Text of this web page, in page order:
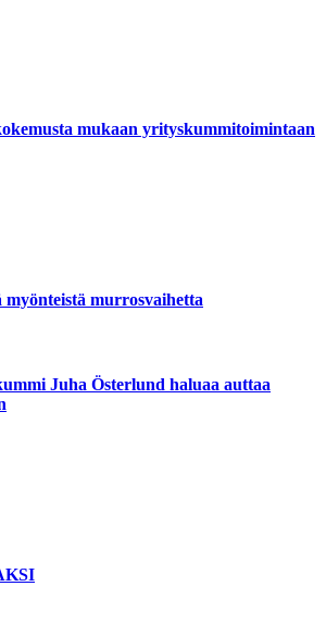
mukaan yrityskummitoimintaan
murrosvaihetta
Juha Österlund haluaa auttaa